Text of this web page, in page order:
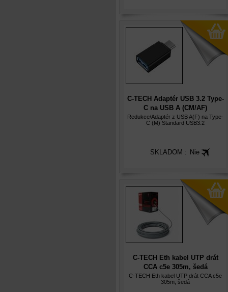
C-TECH Adaptér USB 3.2 Type-
C na USB A (CM/AF)
Redukce/Adaptér z USB A(F) na Type-
C (M) Standard USB3.2
SKLADOM : Nie
C-TECH Eth kabel UTP drát
CCA c5e 305m, šedá
C-TECH Eth kabel UTP drát CCA c5e
305m, šedá